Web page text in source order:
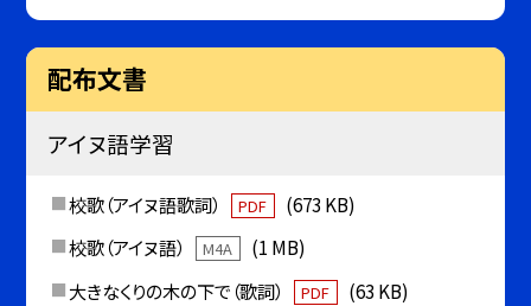
配布文書
アイヌ語学習
校歌（アイヌ語歌詞） PDF
(673 KB)
校歌（アイヌ語）
M4A
(1 MB)
大きなくりの木の下で（歌詞）
PDF
(63 KB)